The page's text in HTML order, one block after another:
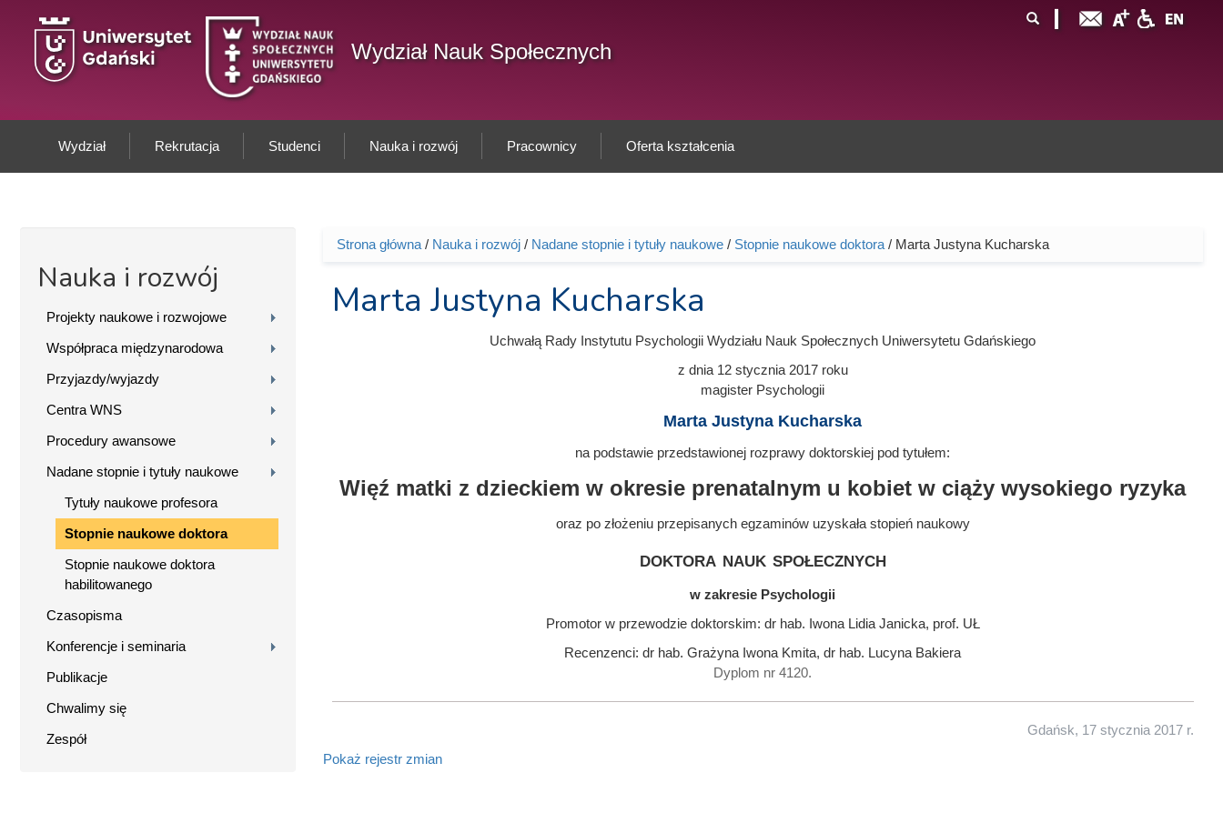
Wydział Nauk Społecznych
Wydział Rekrutacja Studenci Nauka i rozwój Pracownicy Oferta kształcenia
Nauka i rozwój
Projekty naukowe i rozwojowe
Współpraca międzynarodowa
Przyjazdy/wyjazdy
Centra WNS
Procedury awansowe
Nadane stopnie i tytuły naukowe
Tytuły naukowe profesora
Stopnie naukowe doktora
Stopnie naukowe doktora
habilitowanego
Czasopisma
Konferencje i seminaria
Publikacje
Chwalimy się
Zespół
Jesteś tutaj
Strona główna/ Nauka i rozwój/ Nadane stopnie i tytuły naukowe/ Stopnie naukowe doktora/ Marta Justyna Kucharska
Marta Justyna Kucharska
Uchwałą Rady Instytutu Psychologii Wydziału Nauk Społecznych Uniwersytetu Gdańskiego
z dnia 12 stycznia 2017roku
magister Psychologii
Marta Justyna Kucharska
na podstawie przedstawionej rozprawy doktorskiej pod tytułem:
Więź matki z dzieckiem w okresie prenatalnym u kobiet w ciąży wysokiego ryzyka
oraz po złożeniu przepisanych egzaminów uzyskała stopień naukowy
doktora nauk społecznych
w zakresie Psychologii
Promotor w przewodzie doktorskim: dr hab. Iwona Lidia Janicka, prof. UŁ
Recenzenci: dr hab. Grażyna Iwona Kmita, dr hab. Lucyna Bakiera
Dyplom nr 4120.
Gdańsk, 17 stycznia 2017 r.
Pokaż rejestr zmian